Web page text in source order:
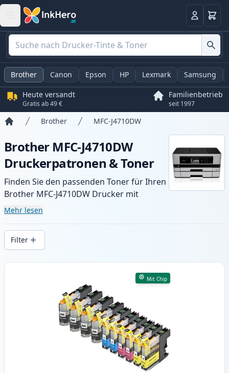
Anmelden
Brother Canon Epson HP Lexmark Samsung
Heute versandt
Gratis ab 49 €
Familienbetrieb
seit 1997
Brother MFC-J4710DW
Brother MFC-J4710DW
Druckerpatronen & Toner
Finden Sie den passenden Toner für Ihren
Brother MFC-J4710DW Drucker mit
unserer Auswahl an kompatiblen und XL-
gleichbleibender Druckqualität und
schnellem Versand aus lokalem Lager in .
Mehr lesen
Filter
Produkte
Mit Chip